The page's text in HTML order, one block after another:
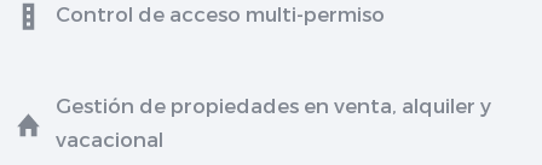
Control de acceso multi-permiso
Gestión de propiedades en venta, alquiler y
vacacional